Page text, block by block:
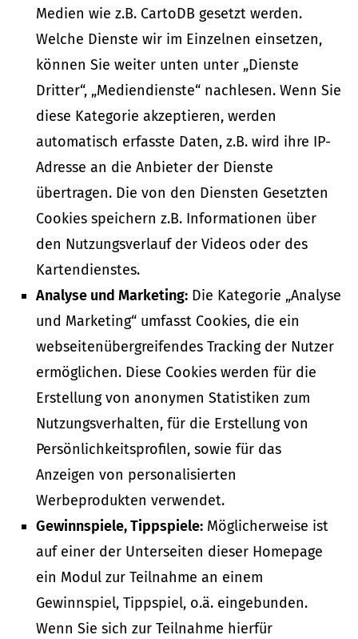
Medien wie z.B. CartoDB gesetzt werden.
Welche Dienste wir im Einzelnen einsetzen,
können Sie weiter unten unter „Dienste
Dritter“, „Mediendienste“ nachlesen. Wenn Sie
diese Kategorie akzeptieren, werden
automatisch erfasste Daten, z.B. wird ihre IP-
Adresse an die Anbieter der Dienste
übertragen. Die von den Diensten Gesetzten
Cookies speichern z.B. Informationen über
den Nutzungsverlauf der Videos oder des
Kartendienstes.
Analyse und Marketing: Die Kategorie „Analyse
und Marketing“ umfasst Cookies, die ein
webseitenübergreifendes Tracking der Nutzer
ermöglichen. Diese Cookies werden für die
Erstellung von anonymen Statistiken zum
Nutzungsverhalten, für die Erstellung von
Persönlichkeitsprofilen, sowie für das
Anzeigen von personalisierten
Werbeprodukten verwendet.
Gewinnspiele, Tippspiele: Möglicherweise ist
auf einer der Unterseiten dieser Homepage
ein Modul zur Teilnahme an einem
Gewinnspiel, Tippspiel, o.ä. eingebunden.
Wenn Sie sich zur Teilnahme hierfür